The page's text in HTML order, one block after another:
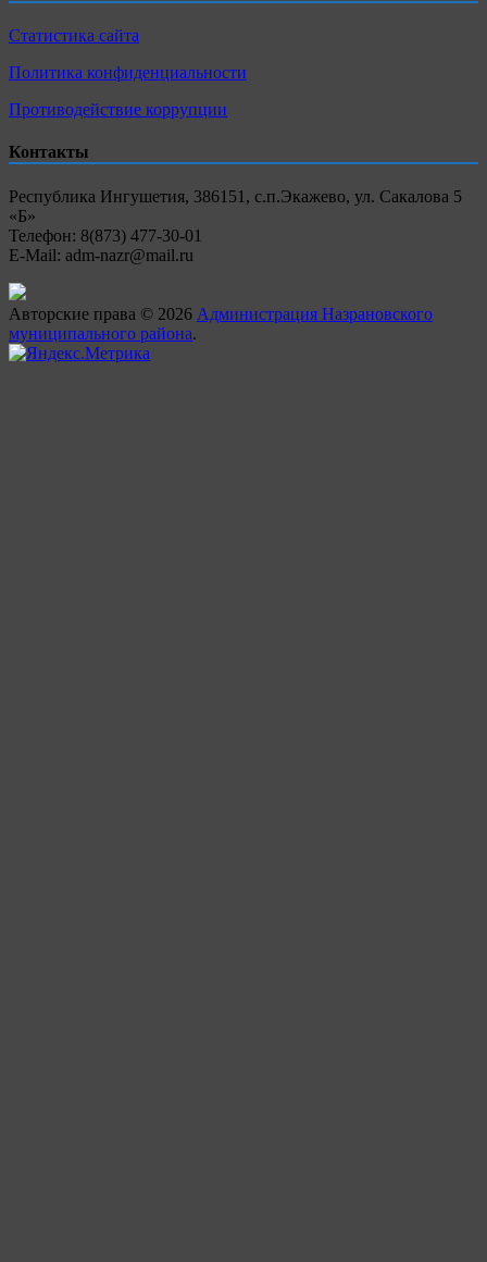
Статистика сайта
Политика конфиденциальности
Противодействие коррупции
Контакты
Республика Ингушетия, 386151, с.п.Экажево, ул. Сакалова 5
«Б»
Телефон: 8(873) 477-30-01
E-Mail: adm-nazr@mail.ru
Авторские права © 2026 Администрация Назрановского
муниципального района.